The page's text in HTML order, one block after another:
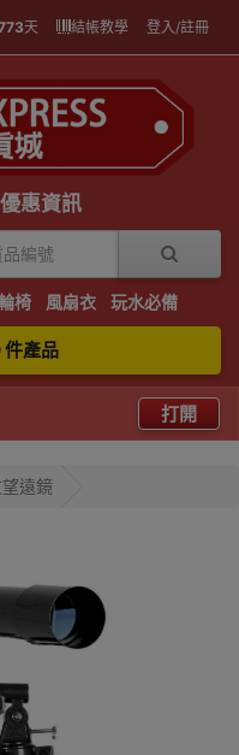
天 結帳教學 登入/註冊
惠資訊
椅 風扇衣 玩水必備
件產品
打開
遠鏡